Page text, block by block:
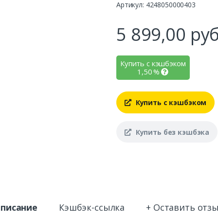
Артикул: 4248050000403
5 899,00
Купить с кэшбэком
1,50%
Купить с кэшбэком
Купить без кэшбэка
Кэшбэк-ссылка + Оставить